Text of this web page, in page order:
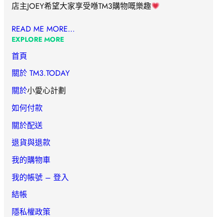
店主JOEY希望大家享受喺TM3購物嘅樂趣
READ ME MORE…
EXPLORE MORE
首頁
關於 TM3.TODAY
關於小愛心計劃
如何付款
關於配送
退貨與退款
我的購物車
我的帳號 – 登入
結帳
隱私權政策